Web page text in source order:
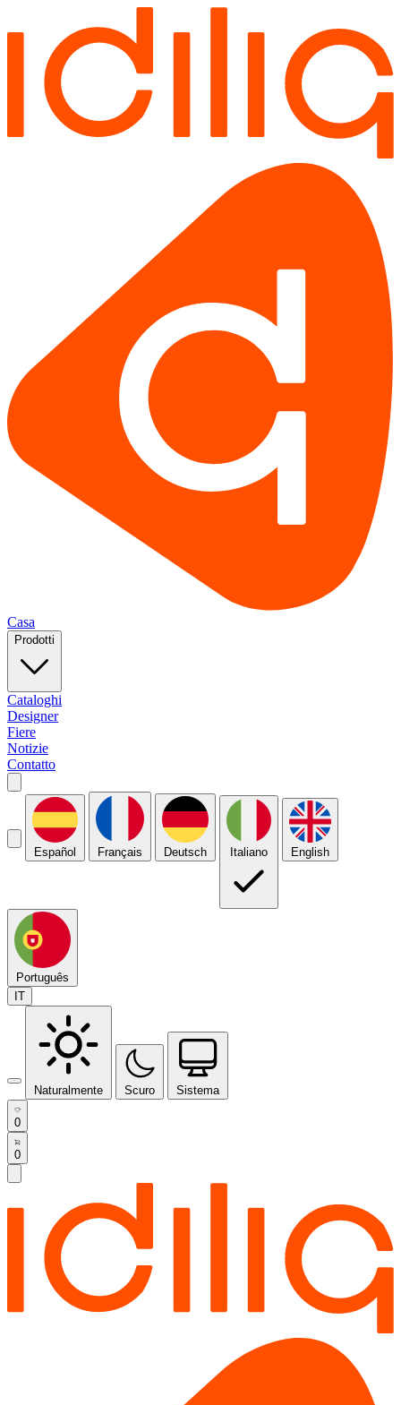
Casa
Prodotti
Cataloghi
Designer
Fiere
Notizie
Contatto
Español Français Deutsch Italiano English
Português
IT
Naturalmente Scuro Sistema
0
0